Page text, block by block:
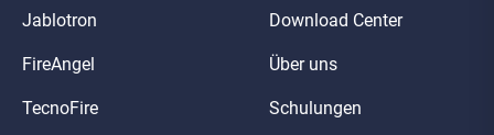
Jablotron
FireAngel
TecnoFire
Download Center
Über uns
Schulungen